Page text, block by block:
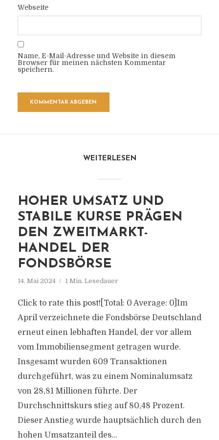
Webseite
Name, E-Mail-Adresse und Website in diesem
Browser für meinen nächsten Kommentar
speichern.
WEITERLESEN
HOHER UMSATZ UND
STABILE KURSE PRÄGEN
DEN ZWEITMARKT-
HANDEL DER
FONDSBÖRSE
14. Mai 2024 1 Min. Lesedauer
Click to rate this post![Total: 0 Average: 0]Im
April verzeichnete die Fondsbörse Deutschland
erneut einen lebhaften Handel, der vor allem
vom Immobiliensegment getragen wurde.
Insgesamt wurden 609 Transaktionen
durchgeführt, was zu einem Nominalumsatz
von 28,81 Millionen führte. Der
Durchschnittskurs stieg auf 80,48 Prozent.
Dieser Anstieg wurde hauptsächlich durch den
hohen Umsatzanteil des...